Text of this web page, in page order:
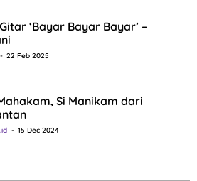
‘Bayar Bayar Bayar’ –
22 Feb 2025
Si Manikam dari
15 Dec 2024